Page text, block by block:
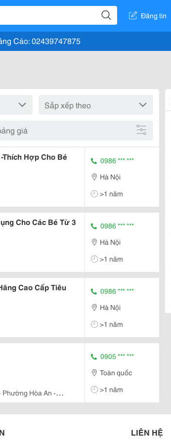
Đăng tin
Cáo: 02439747875
giá
Hợp Cho Bé
0986 *** ***
Hà Nội
>1 năm
Cho Các Bé Từ 3
0986 *** ***
Hà Nội
>1 năm
Cao Cấp Tiêu
0986 *** ***
Hà Nội
>1 năm
Phường Hòa An -
0905 *** ***
Toàn quốc
>1 năm
LIÊN HỆ